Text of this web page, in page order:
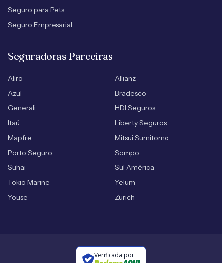
Seguro para Pets
Seguro Empresarial
Seguradoras Parceiras
Aliro
Allianz
Azul
Bradesco
Generali
HDI Seguros
Itaú
Liberty Seguros
Mapfre
Mitsui Sumitomo
Porto Seguro
Sompo
Suhai
Sul América
Tokio Marine
Yelum
Youse
Zurich
Verificada por